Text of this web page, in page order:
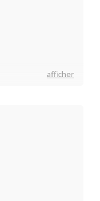
afficher